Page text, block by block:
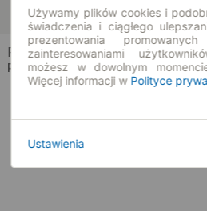
09.08.2026 | -- : --
Frankfurt am Main → Busko-Zdrój
Rozkład jazdy i bilety
Używamy plików cookies i
świadczenia i ciągłego
prezentowania
zainteresowaniami
możesz w dowolnym
Więcej informacji w Polityce
Ustawienia